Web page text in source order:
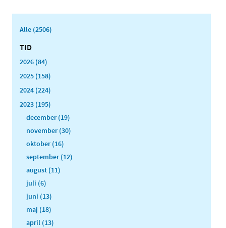
Alle (2506)
TID
2026 (84)
2025 (158)
2024 (224)
2023 (195)
december (19)
november (30)
oktober (16)
september (12)
august (11)
juli (6)
juni (13)
maj (18)
april (13)